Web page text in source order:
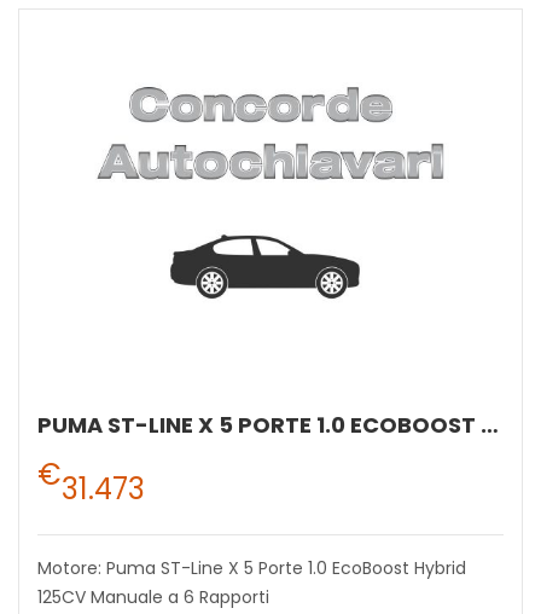
PUMA ST-LINE X 5 PORTE 1.0 ECOBOOST HYBRID 125CV MANUALE A 6 RAPPORTI
€31.473
Motore: Puma ST-Line X 5 Porte 1.0 EcoBoost Hybrid
125CV Manuale a 6 Rapporti